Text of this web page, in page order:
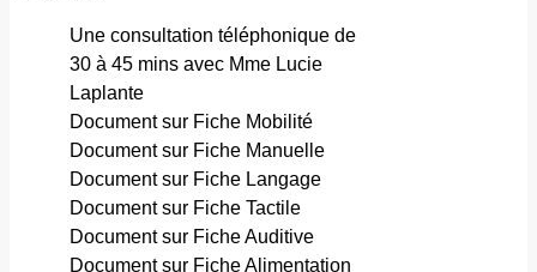
Une consultation téléphonique de
30 à 45 mins avec Mme Lucie
Laplante
Document sur Fiche Mobilité
Document sur Fiche Manuelle
Document sur Fiche Langage
Document sur Fiche Tactile
Document sur Fiche Auditive
Document sur Fiche Alimentation